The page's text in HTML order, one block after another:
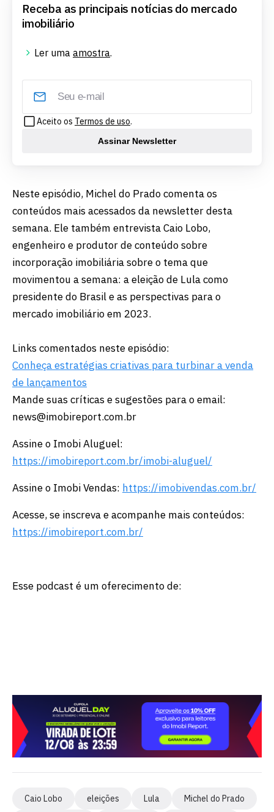
Receba as principais notícias do mercado
imobiliário
Ler uma amostra.
Aceito os Termos de uso.
Assinar Newsletter
Neste episódio, Michel do Prado comenta os
conteúdos mais acessados da newsletter desta
semana. Ele também entrevista Caio Lobo,
engenheiro e produtor de conteúdo sobre
incorporação imobiliária sobre o tema que
movimentou a semana: a eleição de Lula como
presidente do Brasil e as perspectivas para o
mercado imobiliário em 2023.
Links comentados neste episódio:
Conheça estratégias criativas para turbinar a venda
de lançamentos
Mande suas críticas e sugestões para o email:
news@imobireport.com.br
Assine o Imobi Aluguel:
https://imobireport.com.br/imobi-aluguel/
Assine o Imobi Vendas: https://imobivendas.com.br/
Acesse, se inscreva e acompanhe mais conteúdos:
https://imobireport.com.br/
Esse podcast é um oferecimento de:
Caio Lobo eleições Lula
Michel do Prado